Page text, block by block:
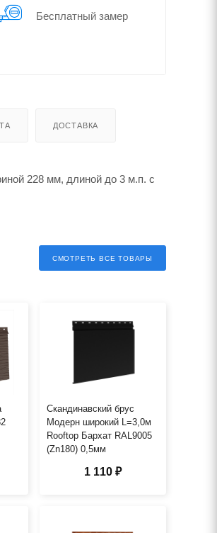
Бес­плат­ный замер
ДОСТАВКА
228 мм, длиной до 3 м.п. с
СМОТРЕТЬ ВСЕ ТОВАРЫ
Скандинавский брус
Модерн широкий L=3,0м
Rooftop Бархат RAL9005
(Zn180) 0,5мм
1 110 ₽